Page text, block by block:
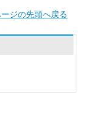
ジの先頭へ戻る